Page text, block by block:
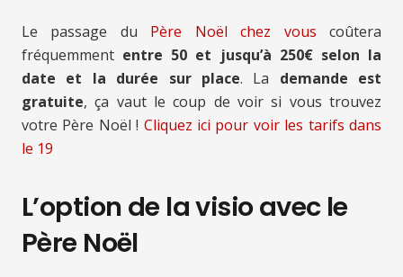
Le passage du Père Noël chez vous coûtera
fréquemment entre 50 et jusqu’à 250€ selon la
date et la durée sur place. La demande est
gratuite, ça vaut le coup de voir si vous trouvez
votre Père Noël ! Cliquez ici pour voir les tarifsdans
le 19
L’option de la visio avec le
Père Noël